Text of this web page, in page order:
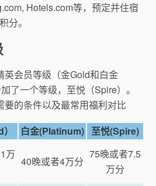
Hotels.com等，预定并住宿
分。
英会员等级（金Gold和白金
了一个等级，至悦（Spire）。
要的条件以及最常用福利对比
白金(Platinum) 至悦(Spire)
万
40晚或者4万分
75晚或者7.5
万分